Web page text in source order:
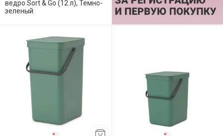
ведро Sort & Go (12 л), Темно-
зеленый